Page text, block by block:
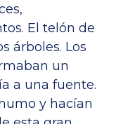
El telón de
árboles. Los
un
a una fuente.
y hacían